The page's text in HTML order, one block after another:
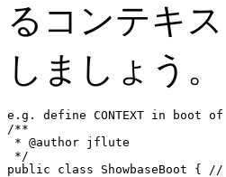
るコンテキ
しましょう。
e.g. define CONTEXT in boot of
/**
* @author jflute
*/
public class ShowbaseBoot { //